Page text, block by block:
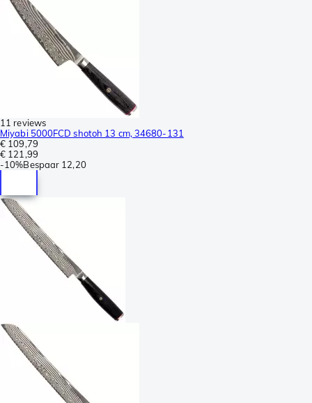
11 reviews
Miyabi 5000FCD shotoh 13 cm, 34680-131
€ 109,79
€ 121,99
-10%Bespaar 12,20